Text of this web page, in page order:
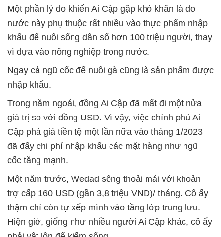
Một phần lý do khiến Ai Cập gặp khó khăn là do
nước này phụ thuộc rất nhiều vào thực phẩm nhập
khẩu để nuôi sống dân số hơn 100 triệu người, thay
vì dựa vào nông nghiệp trong nước.
Ngay cả ngũ cốc để nuôi gà cũng là sản phẩm được
nhập khẩu.
Trong năm ngoái, đồng Ai Cập đã mất đi một nửa
giá trị so với đồng USD. Vì vậy, việc chính phủ Ai
Cập phá giá tiền tệ một lần nữa vào tháng 1/2023
đã đẩy chi phí nhập khẩu các mặt hàng như ngũ
cốc tăng mạnh.
Một năm trước, Wedad sống thoải mái với khoản
trợ cấp 160 USD (gần 3,8 triệu VND)/ tháng. Cô ấy
thậm chí còn tự xếp mình vào tầng lớp trung lưu.
Hiện giờ, giống như nhiều người Ai Cập khác, cô ấy